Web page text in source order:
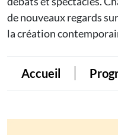
de nouveaux regards
la création
Accueil